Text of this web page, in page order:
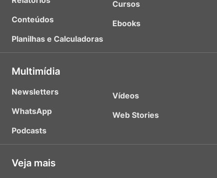
Conteúdos
Planilhas e Calculadoras
Cursos
Ebooks
Multimídia
Newsletters
WhatsApp
Podcasts
Vídeos
Web Stories
Veja mais